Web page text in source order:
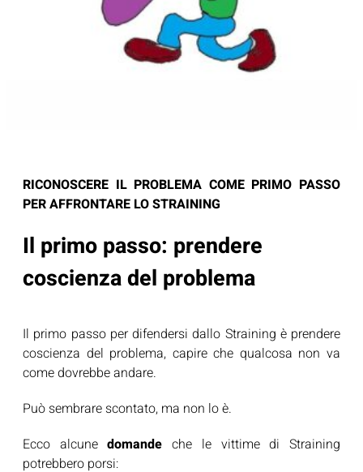
RICONOSCERE IL PROBLEMA COME PRIMO PASSO
PER AFFRONTARE LO STRAINING
Il primo passo: prendere
coscienza del problema
Il primo passo per difendersi dallo Straining è prendere
coscienza del problema, capire che qualcosa non va
come dovrebbe andare.
Può sembrare scontato, ma non lo è.
Ecco alcunedomande che le vittime di Straining
potrebbero porsi: